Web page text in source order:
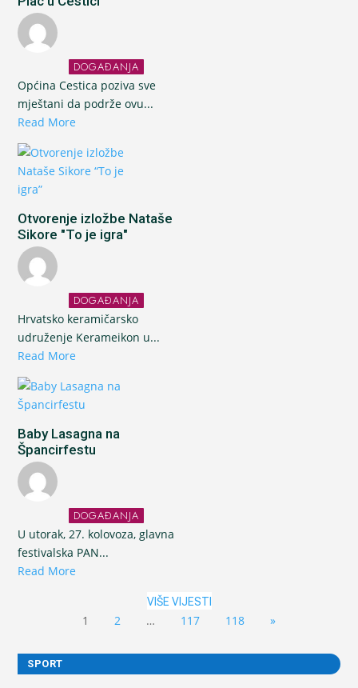
DOGAĐANJA
Općina Cestica poziva sve
mještani da podrže ovu...
Read More
Otvorenje izložbe Nataše
Sikore "To je igra"
DOGAĐANJA
Hrvatsko keramičarsko
udruženje Kerameikon u...
Read More
Baby Lasagna na
Špancirfestu
DOGAĐANJA
U utorak, 27. kolovoza, glavna
festivalska PAN...
Read More
VIŠE VIJESTI
1 2 … 117 118 »
SPORT